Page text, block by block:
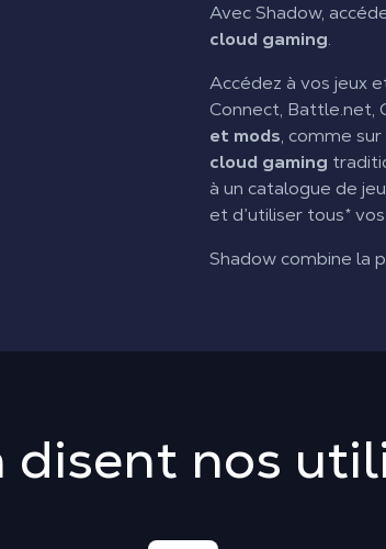
Avec Shadow,
cloud gaming.
Accédez à vos jeux
Connect, Battle.net,
et mods, comme
cloud gaming
à un catalogue de
et d’utiliser tous*
Shadow combine la
disent nos